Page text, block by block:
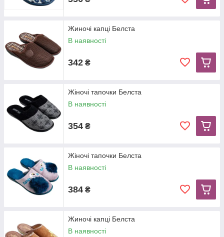
Жиночi капці Белста
В наявності
342 ₴
Жіночі тапочки Белста
В наявності
354 ₴
Жіночі тапочки Белста
В наявності
384 ₴
Жиночi капці Белста
В наявності